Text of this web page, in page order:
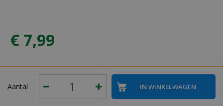
€ 7,99
Aantal